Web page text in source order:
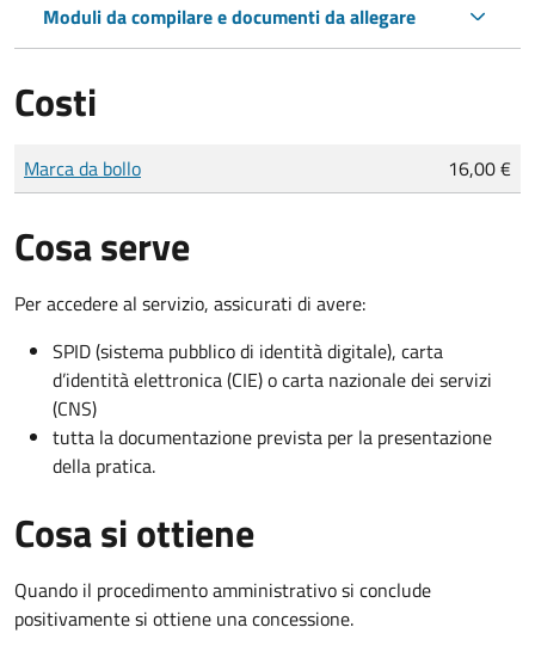
Moduli da compilare e documenti da allegare
Costi
Tipo di pagamento
Importo
Marca da bollo 16,00 €
Cosa serve
Per accedere al servizio, assicurati di avere:
SPID (sistema pubblico di identità digitale), carta
d’identità elettronica (CIE) o carta nazionale dei servizi
(CNS)
tutta la documentazione prevista per la presentazione
della pratica.
Cosa si ottiene
Quando il procedimento amministrativo si conclude
positivamente si ottiene una concessione.